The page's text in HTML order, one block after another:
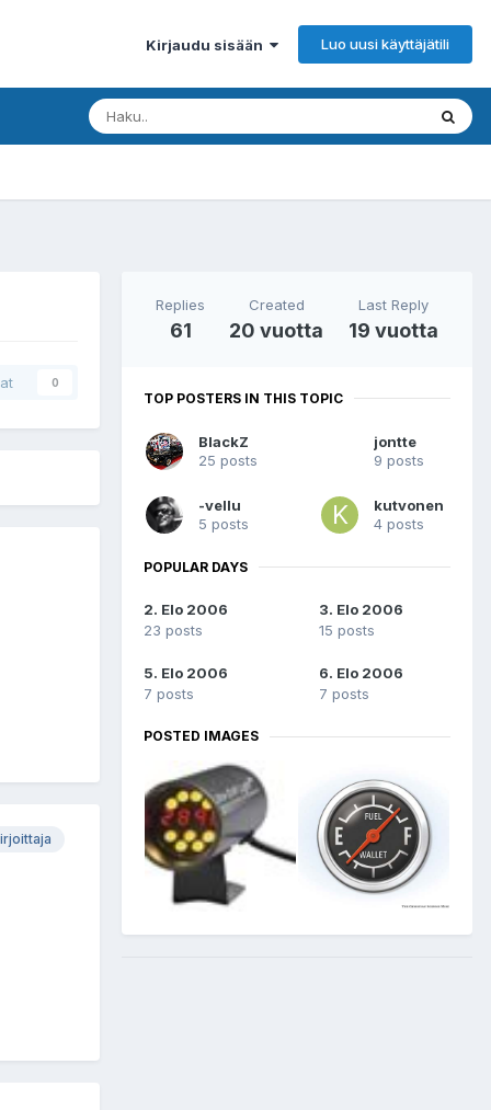
Kirjaudu sisään Luo uusi käyttäjätili
0
Replies
61
Created
20 vuotta
Last Reply
19 vuotta
TOP POSTERS IN THIS TOPIC
BlackZ
25 posts
jontte
9 posts
-vellu
5 posts
kutvonen
4 posts
POPULAR DAYS
2. Elo 2006
23 posts
3. Elo 2006
15 posts
5. Elo 2006
7 posts
6. Elo 2006
7 posts
POSTED IMAGES